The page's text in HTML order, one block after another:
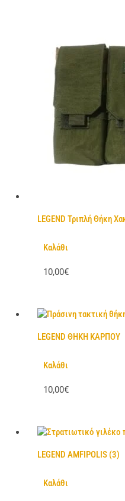
LEGEND Τριπλή Θήκη
Καλάθι
10,00€
LEGEND ΘΗΚΗ ΚΑΡΠΟΥ
Καλάθι
10,00€
LEGEND AMFIPOLIS (3)
Καλάθι